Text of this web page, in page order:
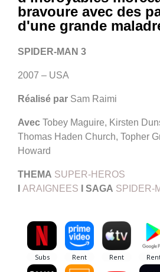
bravoure avec des
d'une grande
SPIDER-MAN 3
2007 – USA
Réalisé par Sam Raimi
Avec Tobey Maguire, Kirsten
Thomas Haden Church, Topher
Howard
THEMA SUPER-HEROS
ARAIGNEES SAGA SPIDER-